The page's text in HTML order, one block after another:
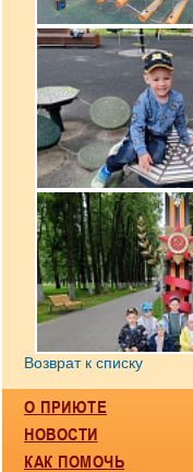
Возврат к списку
О ПРИЮТЕ
НОВОСТИ
КАК ПОМОЧЬ